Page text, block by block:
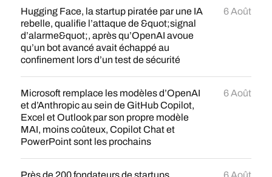
Hugging Face, la startup piratée par une IA
rebelle, qualifie l’attaque de &quot;signal
d’alarme&quot;, après qu’OpenAI avoue
qu’un bot avancé avait échappé au
confinement lors d’un test de sécurité
6 Août
Microsoft remplace les modèles d’OpenAI
et d’Anthropic au sein de GitHub Copilot,
Excel et Outlook par son propre modèle
MAI, moins coûteux, Copilot Chat et
PowerPoint sont les prochains
6 Août
Près de 200 fondateurs de startups
6 Août